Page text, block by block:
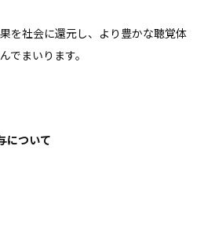
を社会に還元し、より豊かな聴覚体
でまいります。
について